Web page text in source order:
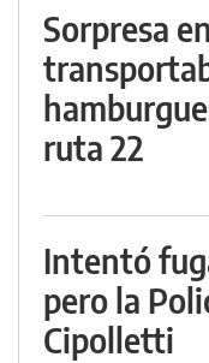
Sorpresa
ruta 22
Intentó
pero la
Cipolletti